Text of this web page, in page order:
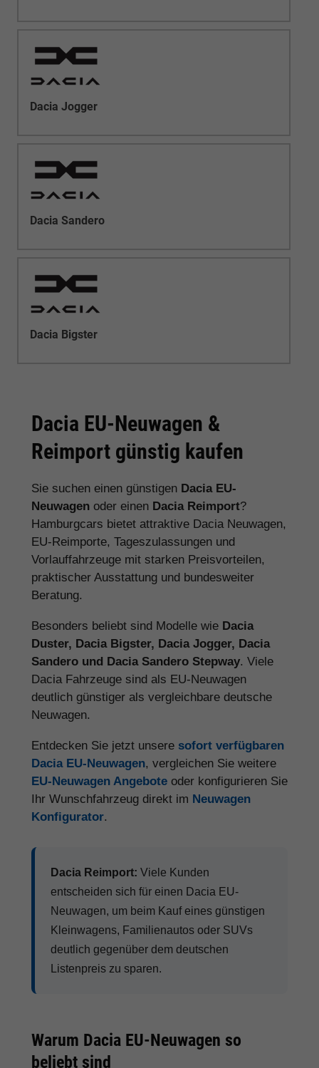
Dacia Jogger
Dacia Sandero
Dacia Bigster
Dacia EU-Neuwagen &
Reimport günstig kaufen
Sie suchen einen günstigen Dacia EU-
Neuwagen oder einen Dacia Reimport?
Hamburgcars bietet attraktive Dacia Neuwagen,
EU-Reimporte, Tageszulassungen und
Vorlauffahrzeuge mit starken Preisvorteilen,
praktischer Ausstattung und bundesweiter
Beratung.
Besonders beliebt sind Modelle wie Dacia
Duster, Dacia Bigster, Dacia Jogger, Dacia
Sandero und Dacia Sandero Stepway. Viele
Dacia Fahrzeuge sind als EU-Neuwagen
deutlich günstiger als vergleichbare deutsche
Neuwagen.
Entdecken Sie jetzt unsere sofort verfügbaren
Dacia EU-Neuwagen, vergleichen Sie weitere
EU-Neuwagen Angebote oder konfigurieren Sie
Ihr Wunschfahrzeug direkt im Neuwagen
Konfigurator.
Dacia Reimport: Viele Kunden
entscheiden sich für einen Dacia EU-
Neuwagen, um beim Kauf eines günstigen
Kleinwagens, Familienautos oder SUVs
deutlich gegenüber dem deutschen
Listenpreis zu sparen.
Warum Dacia EU-Neuwagen so
beliebt sind